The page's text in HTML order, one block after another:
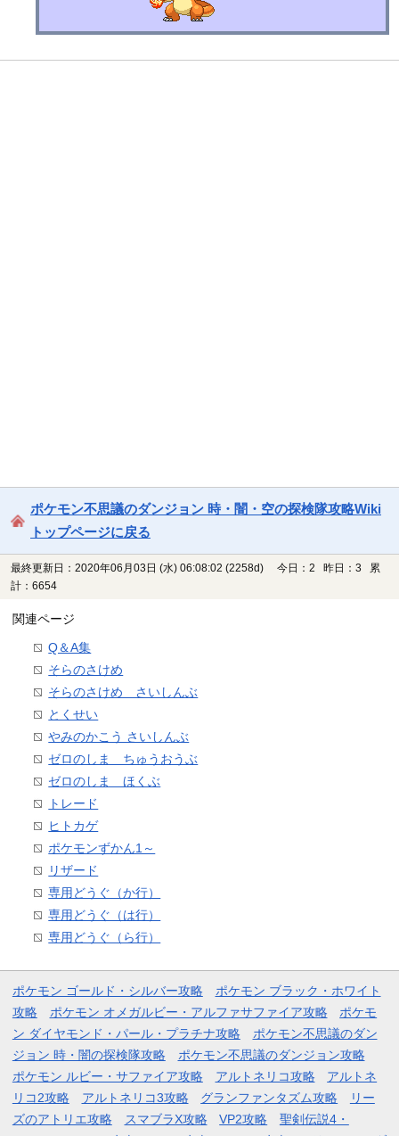
ポケモン不思議のダンジョン 時・闇・空の探検隊攻略Wiki
トップページに戻る
最終更新日：2020年06月03日 (水) 06:08:02 (2258d)
今日：2 昨日：3 累
計：6654
関連ページ
Q＆A集
そらのさけめ
そらのさけめ さいしんぶ
とくせい
やみのかこう さいしんぶ
ゼロのしま ちゅうおうぶ
ゼロのしま ほくぶ
トレード
ヒトカゲ
ポケモンずかん1～
リザード
専用どうぐ（か行）
専用どうぐ（は行）
専用どうぐ（ら行）
ポケモン ゴールド・シルバー攻略
ポケモン ブラック・ホワイト
攻略
ポケモン オメガルビー・アルファサファイア攻略
ポケモ
ン ダイヤモンド・パール・プラチナ攻略
ポケモン不思議のダン
ジョン 時・闇の探検隊攻略
ポケモン不思議のダンジョン攻略
ポケモン ルビー・サファイア攻略
アルトネリコ攻略
アルトネ
リコ2攻略
アルトネリコ3攻略 グランファンタズム攻略
リー
ズのアトリエ攻略
スマブラX攻略 VP2攻略
聖剣伝説4・